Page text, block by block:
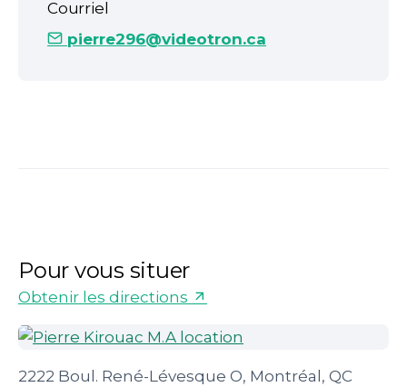
Courriel
pierre296@videotron.ca
Pour vous situer
Obtenir les directions
2222 Boul. René-Lévesque O, Montréal, QC